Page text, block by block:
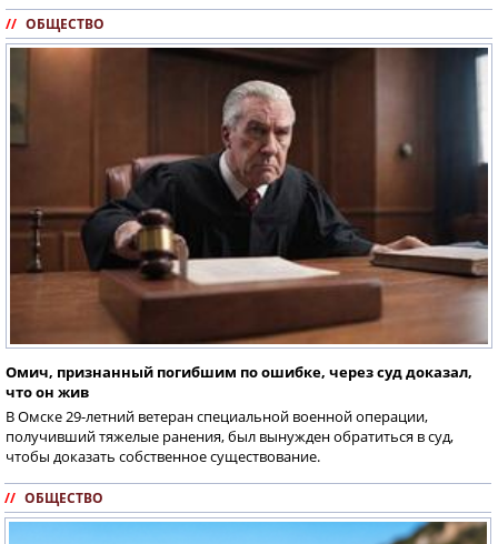
// ОБЩЕСТВО
Омич, признанный погибшим по ошибке, через суд доказал,
что он жив
В Омске 29-летний ветеран специальной военной операции,
получивший тяжелые ранения, был вынужден обратиться в суд,
чтобы доказать собственное существование.
// ОБЩЕСТВО